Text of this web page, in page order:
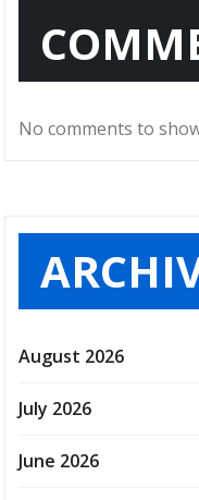
No comments to
August 2026
July 2026
June 2026